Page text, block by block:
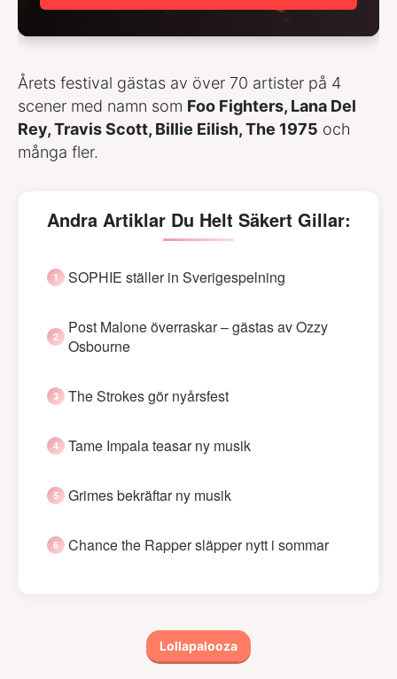
Årets festival gästas av över 70 artister på 4
scener med namn som Foo Fighters, Lana Del
Rey, Travis Scott, Billie Eilish, The 1975 och
många fler.
Andra Artiklar Du Helt Säkert Gillar:
SOPHIE ställer in Sverigespelning
Post Malone överraskar – gästas av Ozzy
Osbourne
The Strokes gör nyårsfest
Tame Impala teasar ny musik
Grimes bekräftar ny musik
Chance the Rapper släpper nytt i sommar
Lollapalooza